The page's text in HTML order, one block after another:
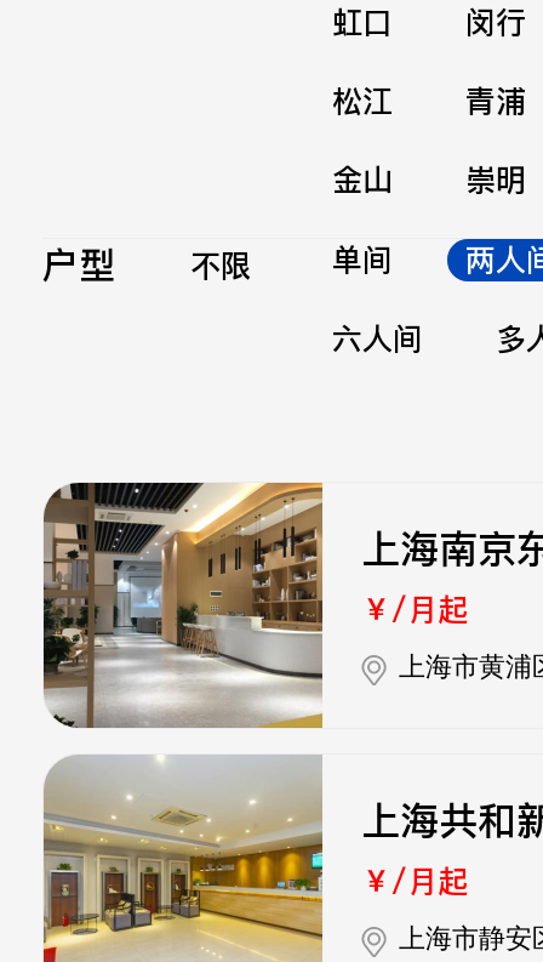
虹口
闵行
松江
青浦
金山
崇明
户型 不限 单间
两人
六人间
多
上海南京
￥/月起
上海市黄浦
上海共和
￥/月起
上海市静安